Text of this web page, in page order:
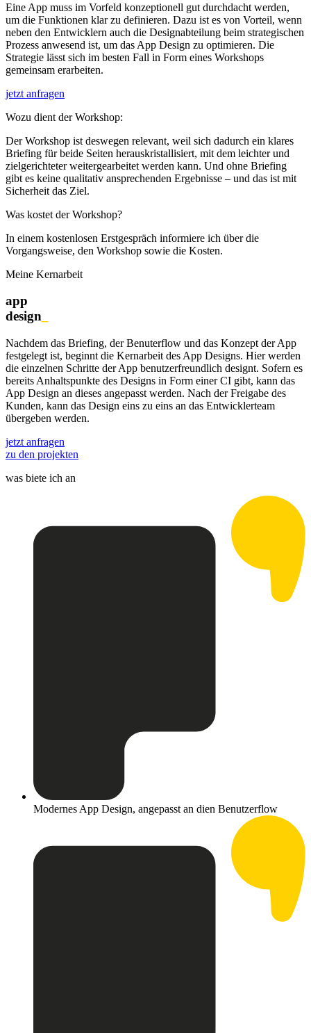
Eine App muss im Vorfeld konzeptionell gut durchdacht werden,
um die Funktionen klar zu definieren. Dazu ist es von Vorteil, wenn
neben den Entwicklern auch die Designabteilung beim strategischen
Prozess anwesend ist, um das App Design zu optimieren. Die
Strategie lässt sich im besten Fall in Form eines Workshops
gemeinsam erarbeiten.
jetzt anfragen
Wozu dient der Workshop:
Der Workshop ist deswegen relevant, weil sich dadurch ein klares
Briefing für beide Seiten herauskristallisiert, mit dem leichter und
zielgerichteter weitergearbeitet werden kann. Und ohne Briefing
gibt es keine qualitativ ansprechenden Ergebnisse – und das ist mit
Sicherheit das Ziel.
Was kostet der Workshop?
In einem kostenlosen Erstgespräch informiere ich über die
Vorgangsweise, den Workshop sowie die Kosten.
Meine Kernarbeit
app
design
Nachdem das Briefing, der Benuterflow und das Konzept der App
festgelegt ist, beginnt die Kernarbeit des App Designs. Hier werden
die einzelnen Schritte der App benutzerfreundlich designt. Sofern es
bereits Anhaltspunkte des Designs in Form einer CI gibt, kann das
App Design an dieses angepasst werden. Nach der Freigabe des
Kunden, kann das Design eins zu eins an das Entwicklerteam
übergeben werden.
jetzt anfragen
zu den projekten
was biete ich an
Modernes App Design, angepasst an dien Benutzerflow